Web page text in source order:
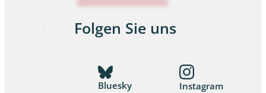
Folgen Sie uns
Bluesky Instagram